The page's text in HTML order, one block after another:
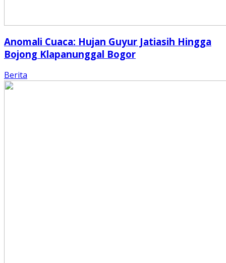
Anomali Cuaca: Hujan Guyur Jatiasih Hingga
Bojong Klapanunggal Bogor
Berita